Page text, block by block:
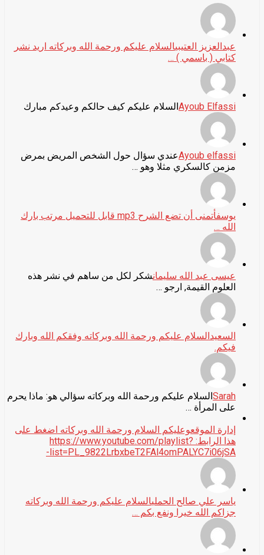
عبدالعزيز العتيبيالسلام عليكم ورحمة الله وبركاته اريد نشر
كتابي ( باسمي ) …
Ayoub Elfassi السلام عليكم كيف حالكم وعيدكم مبارك
Ayoub elfassiعندي سؤال حول الشخص المريض بمرض
مزمن كالسكري مثلا وهو …
يوسف
أتمنى أن تضع الشرح mp3 قابل للتحميل مرتب بارك
الله …
عيسى عبد الله سليمانشكر لكل من ساهم في نشر هذه
العلوم القيمة, ارجو …
السعيد السلام عليكم ورحمة الله وبركاته وفقكم الله وبارك
فيكم.
Sarah السلام عليكم ورحمة الله وبركاته سؤالي هو: ماذا يحرم
على المرأة …
إدارة الموقعوعليكم السلام ورحمة الله وبركاته اضغط على
هذا الرابط: https://www.youtube.com/playlist?
list=PL_9822LrbxbeT2FAl4omPALYC7i06jSA-
ياسر علي صالح الحمليالسلام عليكم ورحمة الله وبركاته
جزاكم الله خيرا ونفع بكم …